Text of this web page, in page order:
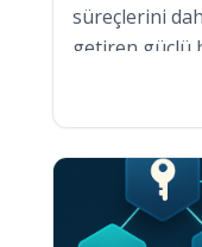
süreçlerini
getiren güçlü